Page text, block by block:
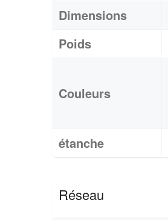
Dimensions
Poids
Couleurs
étanche
Réseau